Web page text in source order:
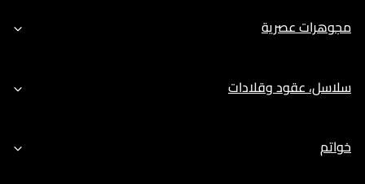
مجوهرات عصرية
سلاسل، عقود وقلادات
خواتم